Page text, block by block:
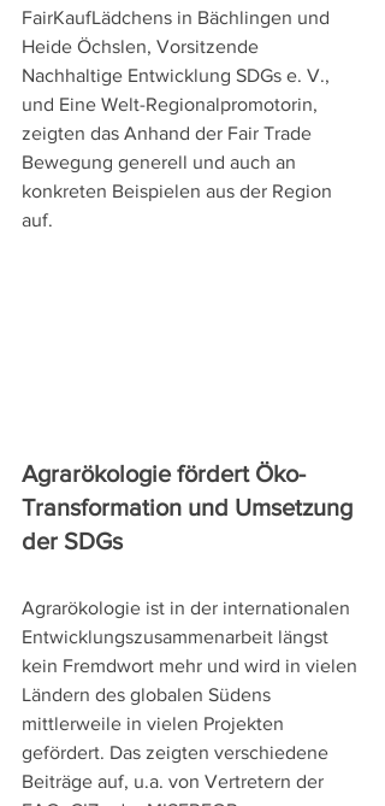
FairKaufLädchens in Bächlingen und
Heide Öchslen, Vorsitzende
Nachhaltige Entwicklung SDGs e. V.,
und Eine Welt-Regionalpromotorin,
zeigten das Anhand der Fair Trade
Bewegung generell und auch an
konkreten Beispielen aus der Region
auf.
Agrarökologie fördert Öko-
Transformation und Umsetzung
der SDGs
Agrarökologie ist in der internationalen
Entwicklungszusammenarbeit längst
kein Fremdwort mehr und wird in vielen
Ländern des globalen Südens
mittlerweile in vielen Projekten
gefördert. Das zeigten verschiedene
Beiträge auf, u.a. von Vertretern der